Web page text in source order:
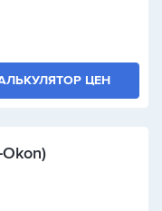
ЦЕН